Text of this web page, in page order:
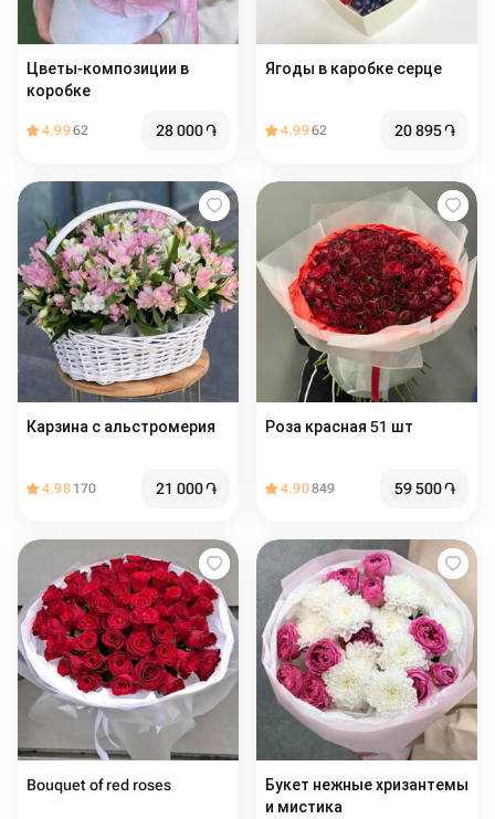
Цветы-композиции в
коробке
4.9962 28 000֏
Ягоды в каробке серце
4.9962 20 895֏
Карзина с альстромерия
4.98 170 21 000֏
Роза красная 51 шт️️
4.90849 59 500֏
Bouquet of red roses
Букет нежные хризантемы
и мистика